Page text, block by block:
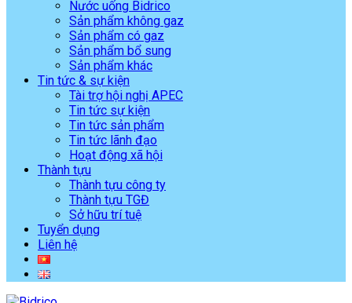
Nước uống Bidrico
Sản phẩm không gaz
Sản phẩm có gaz
Sản phẩm bổ sung
Sản phẩm khác
Tin tức & sự kiện
Tài trợ hội nghị APEC
Tin tức sự kiện
Tin tức sản phẩm
Tin tức lãnh đạo
Hoạt động xã hội
Thành tựu
Thành tựu công ty
Thành tựu TGĐ
Sở hữu trí tuệ
Tuyển dụng
Liên hệ